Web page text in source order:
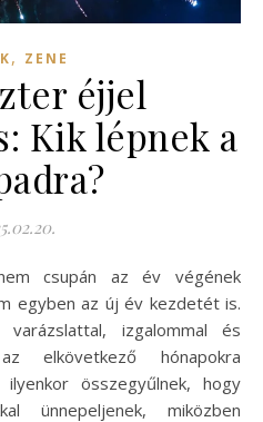
, ZENE
éjjel
Kik lépnek a
egyben az új év kezdetét is.
izgalommal és
elkövetkező hónapokra
összegyűlnek, hogy
ünnepeljenek, miközben